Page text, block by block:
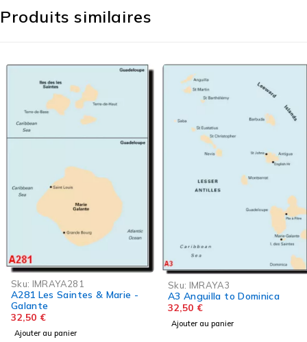
Produits similaires
Sku:IMRAYA281
A281 Les Saintes & Marie -
Galante
32,50€
Ajouter au panier
Sku:IMRAYA3
A3 Anguilla to Dominica
32,50€
Ajouter au panier